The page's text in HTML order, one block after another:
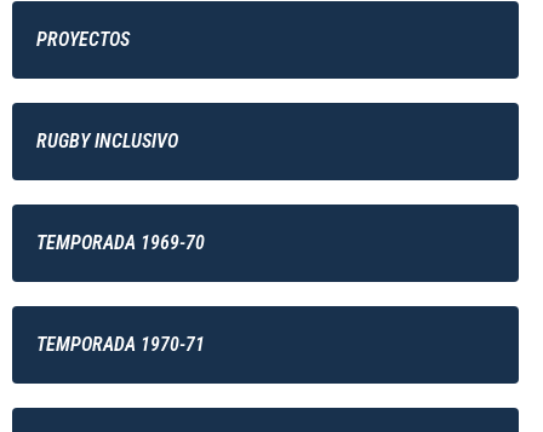
PROYECTOS
RUGBY INCLUSIVO
TEMPORADA 1969-70
TEMPORADA 1970-71